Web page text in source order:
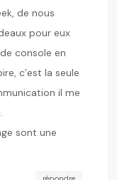
de nous
pour eux
console en
c’est la seule
il me
sont une